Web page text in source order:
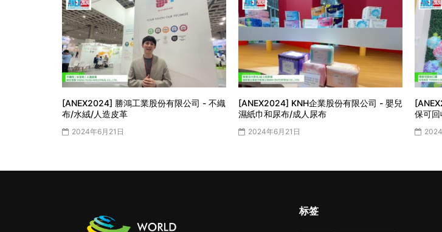
[ANEX2024] 勝鴻工業股份有限公司 - 不織
布/水絨/人造皮革
2024年6月21日
[ANEX2024] KNH企業股份有限公司 - 嬰兒
濕紙巾和尿布/成人尿布
2024年6月21日
保可回
标签